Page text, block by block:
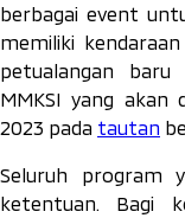
berbagai event
memiliki
petualangan
MMKSI yang akan
2023 pada tautan
Seluruh program
ketentuan. Bagi